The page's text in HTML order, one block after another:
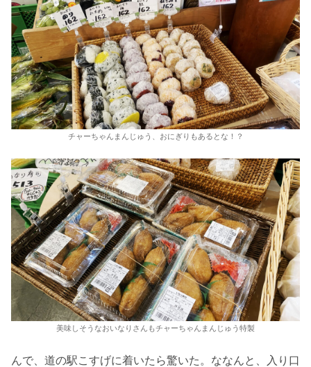
チャーちゃんまんじゅう、おにぎりもあるとな！？
美味しそうなおいなりさんもチャーちゃんまんじゅう特製
んで、道の駅こすげに着いたら驚いた。ななんと、入り口